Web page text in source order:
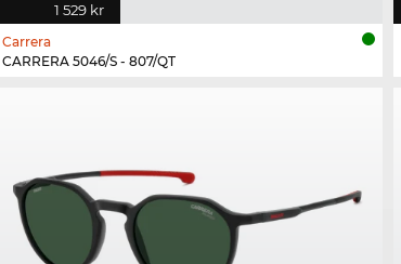
1 529 kr
Carrera
CARRERA 5046/S - 807/QT